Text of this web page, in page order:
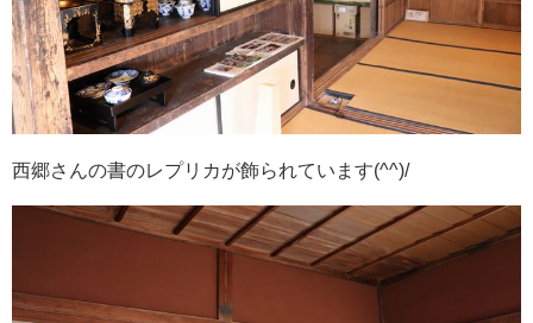
西郷さんの書のレプリカが飾られています(^^)/